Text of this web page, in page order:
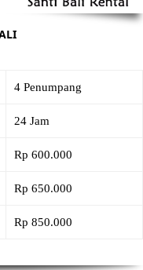
4 Penumpang
24 Jam
Rp 600.000
Rp 650.000
Rp 850.000